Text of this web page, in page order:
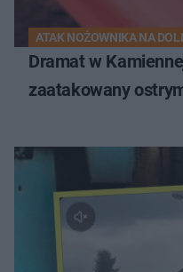
ATAK NOŻOWNIKA NA
Dramat w
zaatakowany